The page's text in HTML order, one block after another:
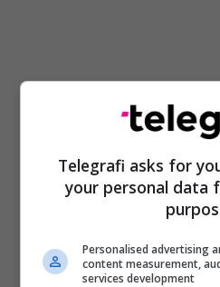
Telegrafi asks for
your personal data
Personalised advertising
content measurement,
services development